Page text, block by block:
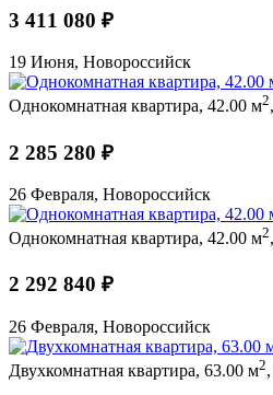
3 411 080 ₽
19 Июня, Новороссийск
Однокомнатная квартира, 42.00 м2
2 285 280 ₽
26 Февраля, Новороссийск
Однокомнатная квартира, 42.00 м2
2 292 840 ₽
26 Февраля, Новороссийск
Двухкомнатная квартира, 63.00 м2